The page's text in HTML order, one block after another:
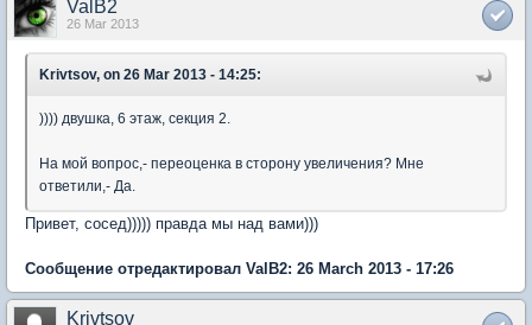
ValB2
26 Mar 2013
Krivtsov, on 26 Mar 2013 - 14:25:
)))) двушка, 6 этаж, секция 2.
На мой вопрос,- переоценка в сторону увеличения? Мне
ответили,- Да.
Привет, сосед))))) правда мы над вами)))
Сообщение отредактировал ValB2: 26 March 2013 - 17:26
Krivtsov